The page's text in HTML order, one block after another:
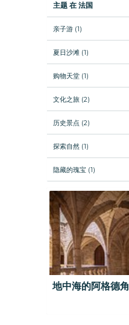
主题 在 法国
亲子游 (1)
夏日沙滩 (1)
购物天堂 (1)
文化之旅 (2)
历史景点 (2)
探索自然 (1)
隐藏的瑰宝 (1)
地中海的阿格德角